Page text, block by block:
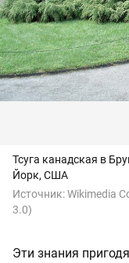
Тсуга канадская в
Йорк, США
Источник:Wikimedia
3.0)
Эти знания